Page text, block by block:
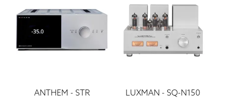
ANTHEM - STR
LUXMAN - SQ-N150